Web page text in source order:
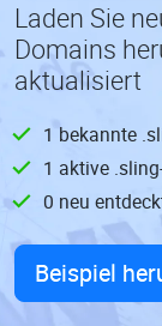
Laden Sie
Domains
aktualisiert
1 bekannte
1 aktive
0 neu
Beispiel